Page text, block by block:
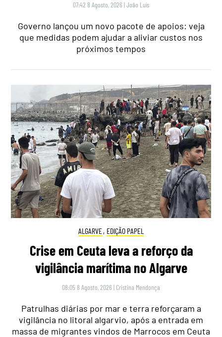
07:42 8 Agosto, 2026 |João Luís
Governo lançou um novo pacote de apoios: veja
que medidas podem ajudar a aliviar custos nos
próximos tempos
ALGARVE, EDIÇÃO PAPEL
Crise em Ceuta leva a reforço da
vigilância marítima no Algarve
08:05 8 Agosto, 2026 | Cristina Mendonça
Patrulhas diárias por mar e terra reforçaram a
vigilância no litoral algarvio, após a entrada em
massa de migrantes vindos de Marrocos em Ceuta